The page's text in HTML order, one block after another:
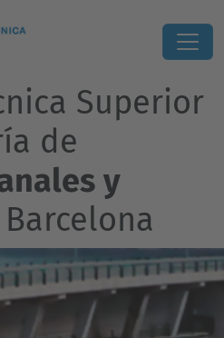
Superior
de
y